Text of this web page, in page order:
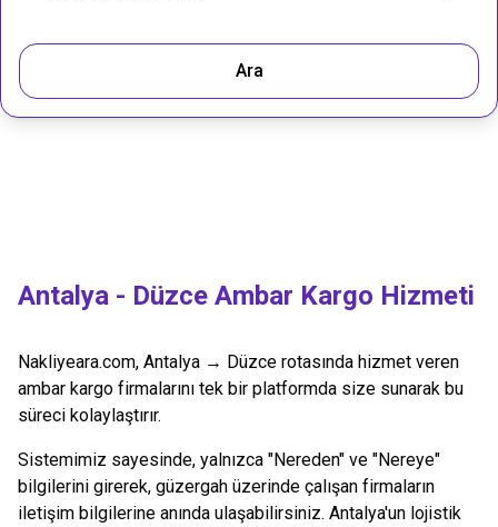
Ara
Antalya - Düzce Ambar Kargo Hizmeti
Nakliyeara.com, Antalya → Düzce rotasında hizmet veren
ambar kargo firmalarını tek bir platformda size sunarak bu
süreci kolaylaştırır.
Sistemimiz sayesinde, yalnızca "Nereden" ve "Nereye"
bilgilerini girerek, güzergah üzerinde çalışan firmaların
iletişim bilgilerine anında ulaşabilirsiniz. Antalya'un lojistik